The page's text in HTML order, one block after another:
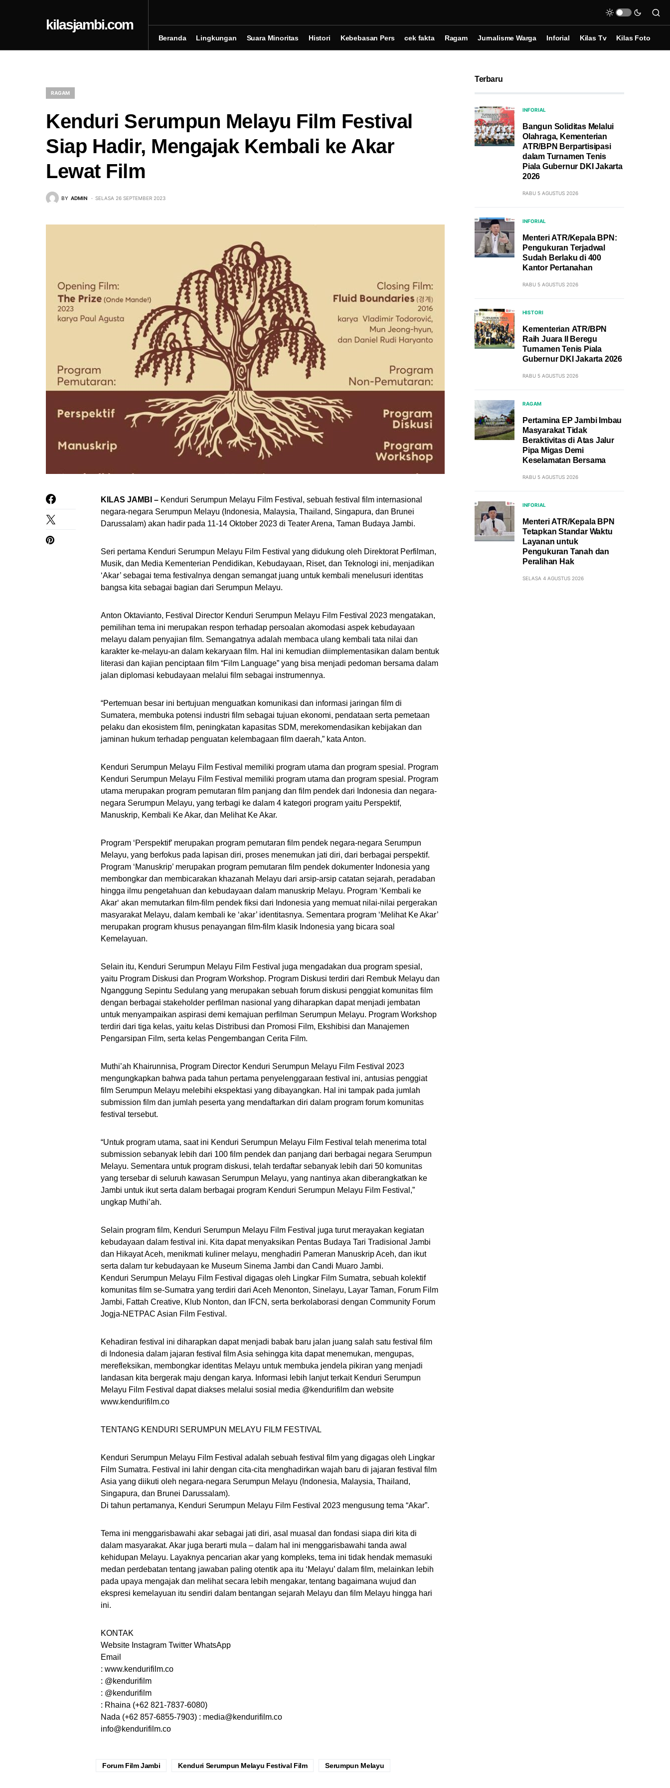
kilasjambi.com
Beranda Lingkungan Suara Minoritas Histori Kebebasan Pers cek fakta Ragam Jurnalisme Warga Inforial Kilas Tv Kilas Foto
RAGAM
Kenduri Serumpun Melayu Film Festival
Siap Hadir, Mengajak Kembali ke Akar
Lewat Film
BY ADMIN SELASA 26 SEPTEMBER 2023
KILAS JAMBI – Kenduri Serumpun Melayu Film Festival, sebuah festival film internasional
negara-negara Serumpun Melayu (Indonesia, Malaysia, Thailand, Singapura, dan Brunei
Darussalam) akan hadir pada 11-14 Oktober 2023 di Teater Arena, Taman Budaya Jambi.
Seri pertama Kenduri Serumpun Melayu Film Festival yang didukung oleh Direktorat Perfilman,
Musik, dan Media Kementerian Pendidikan, Kebudayaan, Riset, dan Teknologi ini, menjadikan
‘Akar’ sebagai tema festivalnya dengan semangat juang untuk kembali menelusuri identitas
bangsa kita sebagai bagian dari Serumpun Melayu.
Anton Oktavianto, Festival Director Kenduri Serumpun Melayu Film Festival 2023 mengatakan,
pemilihan tema ini merupakan respon terhadap persoalan akomodasi aspek kebudayaan
melayu dalam penyajian film. Semangatnya adalah membaca ulang kembali tata nilai dan
karakter ke-melayu-an dalam kekaryaan film. Hal ini kemudian diimplementasikan dalam bentuk
literasi dan kajian penciptaan film “Film Language” yang bisa menjadi pedoman bersama dalam
jalan diplomasi kebudayaan melalui film sebagai instrumennya.
“Pertemuan besar ini bertujuan menguatkan komunikasi dan informasi jaringan film di
Sumatera, membuka potensi industri film sebagai tujuan ekonomi, pendataan serta pemetaan
pelaku dan ekosistem film, peningkatan kapasitas SDM, merekomendasikan kebijakan dan
jaminan hukum terhadap penguatan kelembagaan film daerah,” kata Anton.
Kenduri Serumpun Melayu Film Festival memiliki program utama dan program spesial. Program
Kenduri Serumpun Melayu Film Festival memiliki program utama dan program spesial. Program
utama merupakan program pemutaran film panjang dan film pendek dari Indonesia dan negara-
negara Serumpun Melayu, yang terbagi ke dalam 4 kategori program yaitu Perspektif,
Manuskrip, Kembali Ke Akar, dan Melihat Ke Akar.
Program ‘Perspektif’ merupakan program pemutaran film pendek negara-negara Serumpun
Melayu, yang berfokus pada lapisan diri, proses menemukan jati diri, dari berbagai perspektif.
Program ‘Manuskrip’ merupakan program pemutaran film pendek dokumenter Indonesia yang
membongkar dan membicarakan khazanah Melayu dari arsip-arsip catatan sejarah, peradaban
hingga ilmu pengetahuan dan kebudayaan dalam manuskrip Melayu. Program ‘Kembali ke
Akar‘ akan memutarkan film-film pendek fiksi dari Indonesia yang memuat nilai-nilai pergerakan
masyarakat Melayu, dalam kembali ke ‘akar’ identitasnya. Sementara program ‘Melihat Ke Akar’
merupakan program khusus penayangan film-film klasik Indonesia yang bicara soal
Kemelayuan.
Selain itu, Kenduri Serumpun Melayu Film Festival juga mengadakan dua program spesial,
yaitu Program Diskusi dan Program Workshop. Program Diskusi terdiri dari Rembuk Melayu dan
Nganggung Sepintu Sedulang yang merupakan sebuah forum diskusi penggiat komunitas film
dengan berbagai stakeholder perfilman nasional yang diharapkan dapat menjadi jembatan
untuk menyampaikan aspirasi demi kemajuan perfilman Serumpun Melayu. Program Workshop
terdiri dari tiga kelas, yaitu kelas Distribusi dan Promosi Film, Ekshibisi dan Manajemen
Pengarsipan Film, serta kelas Pengembangan Cerita Film.
Muthi’ah Khairunnisa, Program Director Kenduri Serumpun Melayu Film Festival 2023
mengungkapkan bahwa pada tahun pertama penyelenggaraan festival ini, antusias penggiat
film Serumpun Melayu melebihi ekspektasi yang dibayangkan. Hal ini tampak pada jumlah
submission film dan jumlah peserta yang mendaftarkan diri dalam program forum komunitas
festival tersebut.
“Untuk program utama, saat ini Kenduri Serumpun Melayu Film Festival telah menerima total
submission sebanyak lebih dari 100 film pendek dan panjang dari berbagai negara Serumpun
Melayu. Sementara untuk program diskusi, telah terdaftar sebanyak lebih dari 50 komunitas
yang tersebar di seluruh kawasan Serumpun Melayu, yang nantinya akan diberangkatkan ke
Jambi untuk ikut serta dalam berbagai program Kenduri Serumpun Melayu Film Festival,”
ungkap Muthi’ah.
Selain program film, Kenduri Serumpun Melayu Film Festival juga turut merayakan kegiatan
kebudayaan dalam festival ini. Kita dapat menyaksikan Pentas Budaya Tari Tradisional Jambi
dan Hikayat Aceh, menikmati kuliner melayu, menghadiri Pameran Manuskrip Aceh, dan ikut
serta dalam tur kebudayaan ke Museum Sinema Jambi dan Candi Muaro Jambi.
Kenduri Serumpun Melayu Film Festival digagas oleh Lingkar Film Sumatra, sebuah kolektif
komunitas film se-Sumatra yang terdiri dari Aceh Menonton, Sinelayu, Layar Taman, Forum Film
Jambi, Fattah Creative, Klub Nonton, dan IFCN, serta berkolaborasi dengan Community Forum
Jogja-NETPAC Asian Film Festival.
Kehadiran festival ini diharapkan dapat menjadi babak baru jalan juang salah satu festival film
di Indonesia dalam jajaran festival film Asia sehingga kita dapat menemukan, mengupas,
merefleksikan, membongkar identitas Melayu untuk membuka jendela pikiran yang menjadi
landasan kita bergerak maju dengan karya. Informasi lebih lanjut terkait Kenduri Serumpun
Melayu Film Festival dapat diakses melalui sosial media @kendurifilm dan website
www.kendurifilm.co
TENTANG KENDURI SERUMPUN MELAYU FILM FESTIVAL
Kenduri Serumpun Melayu Film Festival adalah sebuah festival film yang digagas oleh Lingkar
Film Sumatra. Festival ini lahir dengan cita-cita menghadirkan wajah baru di jajaran festival film
Asia yang diikuti oleh negara-negara Serumpun Melayu (Indonesia, Malaysia, Thailand,
Singapura, dan Brunei Darussalam).
Di tahun pertamanya, Kenduri Serumpun Melayu Film Festival 2023 mengusung tema “Akar”.
Tema ini menggarisbawahi akar sebagai jati diri, asal muasal dan fondasi siapa diri kita di
dalam masyarakat. Akar juga berarti mula – dalam hal ini menggarisbawahi tanda awal
kehidupan Melayu. Layaknya pencarian akar yang kompleks, tema ini tidak hendak memasuki
medan perdebatan tentang jawaban paling otentik apa itu ‘Melayu’ dalam film, melainkan lebih
pada upaya mengajak dan melihat secara lebih mengakar, tentang bagaimana wujud dan
ekspresi kemelayuan itu sendiri dalam bentangan sejarah Melayu dan film Melayu hingga hari
ini.
KONTAK
Website Instagram Twitter WhatsApp
Email
: www.kendurifilm.co
: @kendurifilm
: @kendurifilm
: Rhaina (+62 821-7837-6080)
Nada (+62 857-6855-7903) : media@kendurifilm.co
info@kendurifilm.co
Forum Film Jambi Kenduri Serumpun Melayu Festival Film Serumpun Melayu
Terbaru
INFORIAL
Bangun Soliditas Melalui
Olahraga, Kementerian
ATR/BPN Berpartisipasi
dalam Turnamen Tenis
Piala Gubernur DKI Jakarta
2026
RABU 5 AGUSTUS 2026
INFORIAL
Menteri ATR/Kepala BPN:
Pengukuran Terjadwal
Sudah Berlaku di 400
Kantor Pertanahan
RABU 5 AGUSTUS 2026
HISTORI
Kementerian ATR/BPN
Raih Juara II Beregu
Turnamen Tenis Piala
Gubernur DKI Jakarta 2026
RABU 5 AGUSTUS 2026
RAGAM
Pertamina EP Jambi Imbau
Masyarakat Tidak
Beraktivitas di Atas Jalur
Pipa Migas Demi
Keselamatan Bersama
RABU 5 AGUSTUS 2026
INFORIAL
Menteri ATR/Kepala BPN
Tetapkan Standar Waktu
Layanan untuk
Pengukuran Tanah dan
Peralihan Hak
SELASA 4 AGUSTUS 2026